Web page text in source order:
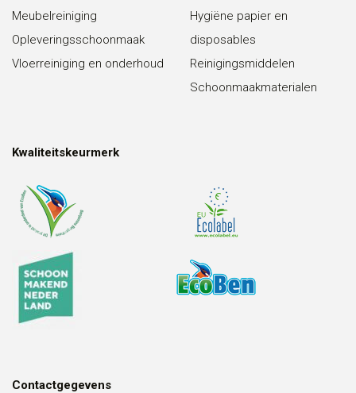
Meubelreiniging
Opleveringsschoonmaak
Vloerreiniging en onderhoud
Hygiëne papier en
disposables
Reinigingsmiddelen
Schoonmaakmaterialen
Kwaliteitskeurmerk
Contactgegevens